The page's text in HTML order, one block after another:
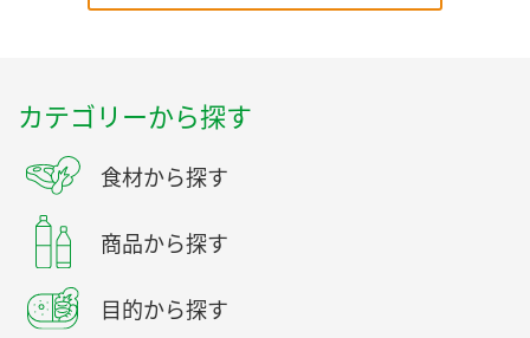
カテゴリーから探す
食材から探す
商品から探す
目的から探す